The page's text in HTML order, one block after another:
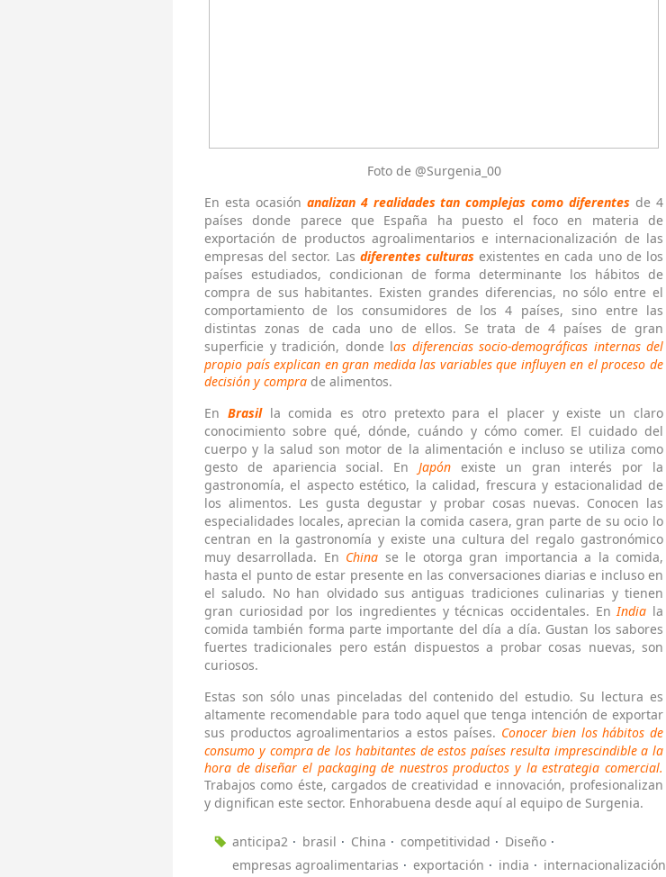
Foto de @Surgenia_00
En esta ocasión analizan 4 realidades tan complejas como diferentes de 4
países donde parece que España ha puesto el foco en materia de
exportación de productos agroalimentarios e internacionalización de las
empresas del sector. Las diferentes culturasexistentes en cada uno de los
países estudiados, condicionan de forma determinante los hábitos de
compra de sus habitantes. Existen grandes diferencias, no sólo entre el
comportamiento de los consumidores de los 4 países, sino entre las
distintas zonas de cada uno de ellos. Se trata de 4 países de gran
superficie y tradición, donde las diferencias socio-demográficas internas del
propio país explican en gran medida las variables que influyen en el proceso de
decisión y compra de alimentos.
En Brasilla comida es otro pretexto para el placer y existe un claro
conocimiento sobre qué, dónde, cuándo y cómo comer. El cuidado del
cuerpo y la salud son motor de la alimentación e incluso se utiliza como
gesto de apariencia social. EnJapón existe un gran interés por la
gastronomía, el aspecto estético, la calidad, frescura y estacionalidad de
los alimentos. Les gusta degustar y probar cosas nuevas. Conocen las
especialidades locales, aprecian la comida casera, gran parte de su ocio lo
centran en la gastronomía y existe una cultura del regalo gastronómico
muy desarrollada. En China se le otorga gran importancia a la comida,
hasta el punto de estar presente en las conversaciones diarias e incluso en
el saludo. No han olvidado sus antiguas tradiciones culinarias y tienen
gran curiosidad por los ingredientes y técnicas occidentales. EnIndia la
comida también forma parte importante del día a día. Gustan los sabores
fuertes tradicionales pero están dispuestos a probar cosas nuevas, son
curiosos.
Estas son sólo unas pinceladas del contenido del estudio. Su lectura es
altamente recomendable para todo aquel que tenga intención de exportar
sus productos agroalimentarios a estos países. Conocer bien los hábitos de
consumo y compra de los habitantes de estos países resulta imprescindible a la
hora de diseñar el packaging de nuestros productos y la estrategia comercial.
Trabajos como éste, cargados de creatividad e innovación, profesionalizan
y dignifican este sector. Enhorabuena desde aquí al equipo de Surgenia.
anticipa2 brasil China competitividad
Diseño
empresas agroalimentarias
exportación india
internacionalización